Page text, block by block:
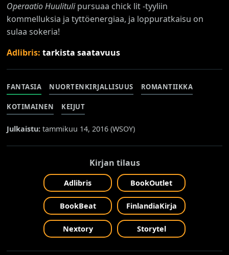
Operaatio Huulitulipursuaa chick lit -tyyliin
kommelluksia ja tyttöenergiaa, ja loppuratkaisu on
sulaa sokeria!
Adlibris:tarkista saatavuus
FANTASIA NUORTENKIRJALLISUUS ROMANTIIKKA
KOTIMAINEN KEIJUT
Julkaistu: tammikuu 14, 2016 (WSOY)
Kirjan tilaus
Adlibris BookOutlet
BookBeat FinlandiaKirja
Nextory Storytel